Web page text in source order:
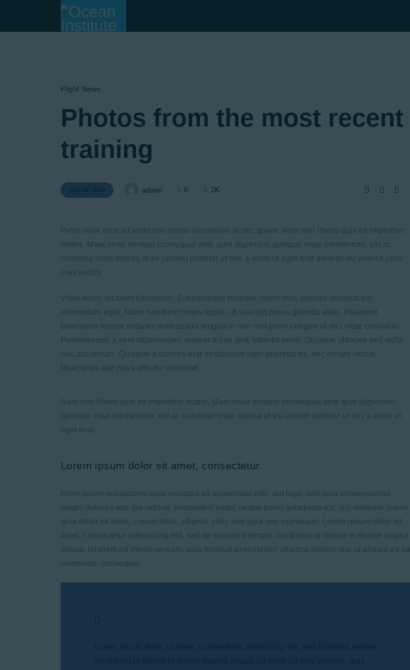
Our courses
Flight News
Photos from the most recent
training
July 18, 2019 admin 0 2K
Proin vitae eros sit amet nisi mattis accumsan at nec quam. Nam non libero quis ex imperdiet
mattis. Maecenas semper consequat ante quis dignissim quisque vitae elementum, elit ac
curabitur vitae massa id ex laoreet porttitor ut nec a enim ut eget erat aenean eu viverra urna
cras auctor.
Vitae enim. sit amet bibendum. Suspendisse tristique lorem nisi, lobortis volutpat est
elementum eget. Nunc hendrerit turpis turpis, id suscipit purus gravida vitae. Praesent
bibendum massa sodales malesuada feugiat in non nisl proin congue ut orci vitae convallis.
Pellentesque a sem ullamcorper. laoreet tellus sed, lobortis enim. Quisque ultricies sed nulla
nec accumsan. Quisque a ultrices erat vestibulum eget pharetra ex, nec ornare lectus.
Maecenas sed risus efficitur euismod.
Nam non libero quis ex imperdiet mattis. Maecenas semper consequat ante quis dignissim
quisque vitae elementum, elit ac curabitur vitae massa id ex laoreet porttitor ut nec a enim ut
eget erat.
Lorem ipsum dolor sit amet, consectetur.
Enim ipsam voluptatem quia voluptas sit aspernatur odit. aut fugit, sed quia consequuntur
magni dolores eos qui ratione voluptatem sequi neque porro quisquam est, qui dolorem ipsum
quia dolor sit amet, consectetur, adipisci velit, sed quia non numquam. Lorem ipsum dolor sit
amet, consectetur adipisicing elit, sed do eiusmod tempor incididunt ut labore et dolore magna
aliqua. Ut enim ad minim veniam, quis nostrud exercitation ullamco laboris nisi ut aliquip ex ea
commodo. consequat.
Lorem ipsum dolor sit amet, consectetur adipisicing elit, sed eiusmod tempor
incididunt ut labore et dolore magna aliqua. Ut enim ad mini veniam, quis